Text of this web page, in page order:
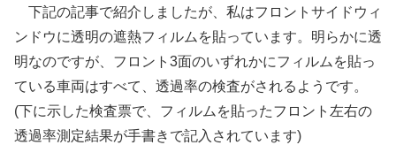
下記の記事で紹介しましたが、私はフロントサイドウィ
ンドウに透明の遮熱フィルムを貼っています。明らかに透
明なのですが、フロント3面のいずれかにフィルムを貼っ
ている車両はすべて、透過率の検査がされるようです。
(下に示した検査票で、フィルムを貼ったフロント左右の
透過率測定結果が手書きで記入されています)